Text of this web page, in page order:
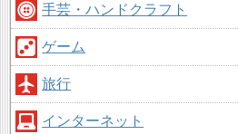
手芸・ハンドクラフト
ゲーム
旅行
インターネット